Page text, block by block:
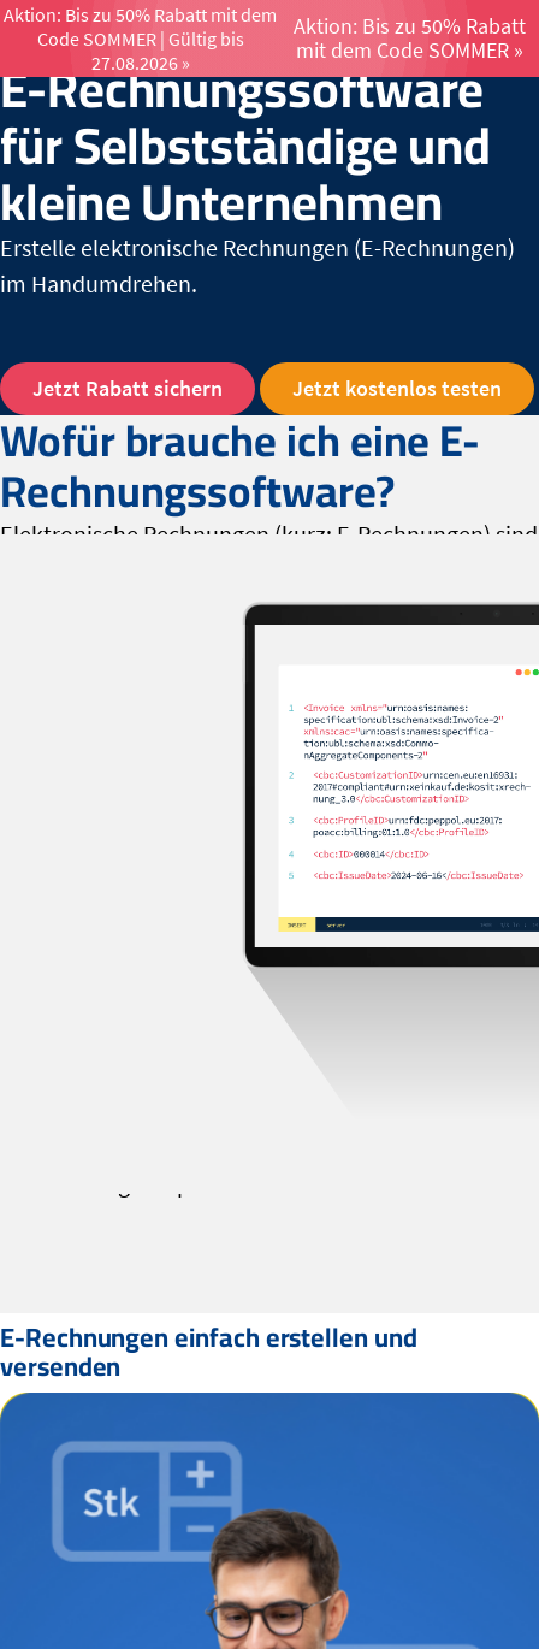
Aktion: Bis zu 50% Rabatt mit dem
Code SOMMER | Gültig bis
27.08.2026 »
Aktion: Bis zu 50% Rabatt
mit dem Code SOMMER »
Menü öffnen
E-Rechnungssoftware
für Selbstständige und
kleine Unternehmen
Erstelle elektronische Rechnungen (E-Rechnungen)
im Handumdrehen.
Jetzt Rabatt sichern Jetzt kostenlos testen
Wofür brauche ich eine E-
Rechnungssoftware?
Elektronische Rechnungen (kurz: E-Rechnungen) sind
für den Austausch von Rechnungen.
strukturierten,
, zumeist basierend auf
XML (z. B. XRechnung oder ZUGFeRD). Dieses Format
automatisierte
durch den
oder PDF-Rechnungen (seit 2025 „sonstige
Rechnungen“ genannt) diese Anforderungen nicht.
erstellst du elektronische
Rechnungen (E-Rechnungen) im Handumdrehen –
E-Rechnungen einfach erstellen und
versenden